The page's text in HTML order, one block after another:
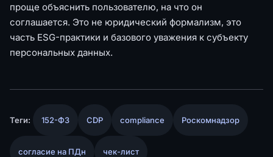
проще объяснить пользователю, на что он
соглашается. Это не юридический формализм, это
часть ESG-практики и базового уважения к субъекту
персональных данных.
Теги: 152-ФЗ CDP compliance Роскомнадзор
согласие на ПДн чек-лист